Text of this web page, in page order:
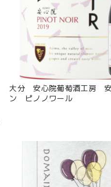
大分 安心院葡萄酒工房 安
ン ピノノワール